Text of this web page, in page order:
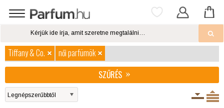
Tiffany & Co.
női parfümök
SZŰRÉS